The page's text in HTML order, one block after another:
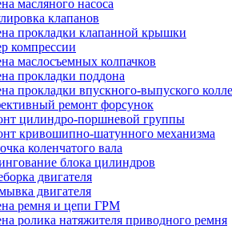
масляного насоса
клапанов
прокладки клапанной крышки
компрессии
маслосъемных колпачков
прокладки поддона
прокладки впускного-выпуского
ремонт форсунок
цилиндро-поршневой группы
кривошипно-шатунного механизма
коленчатого вала
блока цилиндров
двигателя
двигателя
ремня и цепи ГРМ
ролика натяжителя приводного ремня